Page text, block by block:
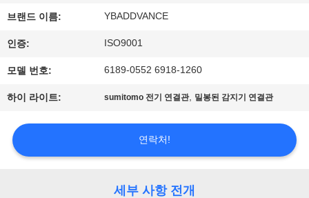
공
장
여
행
품
브랜드 이름: YBADDVANCE
인증: ISO9001
모델 번호: 6189-0552 6918-1260
하이 라이트: sumitomo 전기 연결관, 밀봉된 감지기 연결관
연락처!
세부 사항 전개